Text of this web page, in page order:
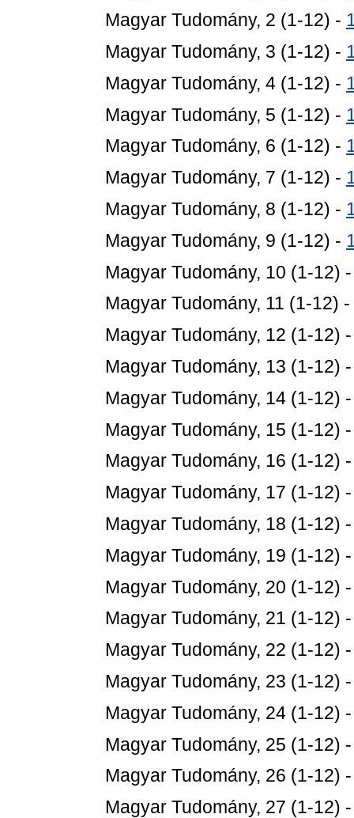
Magyar Tudomány, 2 (1-12) -
Magyar Tudomány, 3 (1-12) -
Magyar Tudomány, 4 (1-12) -
Magyar Tudomány, 5 (1-12) -
Magyar Tudomány, 6 (1-12) -
Magyar Tudomány, 7 (1-12) -
Magyar Tudomány, 8 (1-12) -
Magyar Tudomány, 9 (1-12) -
Magyar Tudomány, 10 (1-12)
Magyar Tudomány, 11 (1-12) -
Magyar Tudomány, 12 (1-12)
Magyar Tudomány, 13 (1-12)
Magyar Tudomány, 14 (1-12)
Magyar Tudomány, 15 (1-12)
Magyar Tudomány, 16 (1-12)
Magyar Tudomány, 17 (1-12)
Magyar Tudomány, 18 (1-12)
Magyar Tudomány, 19 (1-12)
Magyar Tudomány, 20 (1-12)
Magyar Tudomány, 21 (1-12)
Magyar Tudomány, 22 (1-12)
Magyar Tudomány, 23 (1-12)
Magyar Tudomány, 24 (1-12)
Magyar Tudomány, 25 (1-12)
Magyar Tudomány, 26 (1-12)
Magyar Tudomány, 27 (1-12)